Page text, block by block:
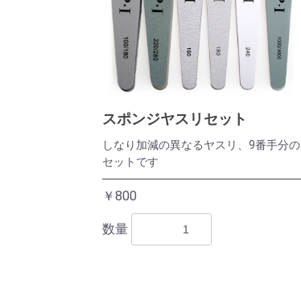
スポンジヤスリセット
しなり加減の異なるヤスリ、9番手分の
セットです
￥800
数量